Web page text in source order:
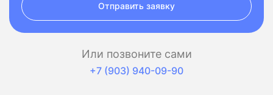
Отправить заявку
Или позвоните сами
+7 (903) 940-09-90